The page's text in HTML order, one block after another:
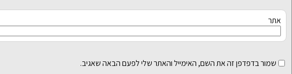
אתר
שמור בדפדפן זה את השם, האימייל והאתר שלי לפעם הבאה שאגיב.